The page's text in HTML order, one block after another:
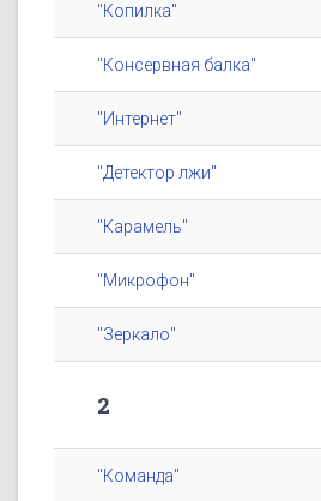
"Копилка"
"Консервная балка"
"Интернет"
"Детектор лжи"
"Карамель"
"Микрофон"
"Зеркало"
2
"Команда"